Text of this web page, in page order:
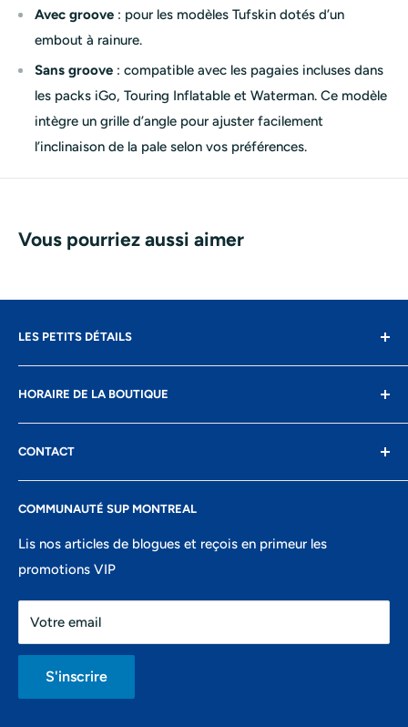
Avec groove : pour les modèles Tufskin dotés d’un
embout à rainure.
Sans groove : compatible avec les pagaies incluses dans
les packs iGo, Touring Inflatable et Waterman. Ce modèle
intègre un grille d’angle pour ajuster facilement
l’inclinaison de la pale selon vos préférences.
Vous pourriez aussi aimer
LES PETITS DÉTAILS
Contact
Livraison
Retours
Conditions d'utilisation
Confidentialité
Recherche
Portail ambassadeurs
HORAIRE DE LA BOUTIQUE
Lundi: fermé
Mercredi: 10h-17h
Jeudi: 10h-18h
Vendredi: 10h-18h
Samedi: 10h-16h
Dimanche: fermé
CONTACT
8400 Boul St-Laurent, suite 206,
COMMUNAUTÉ SUP MONTREAL
Lis nos articles de blogues et reçois en primeur les
promotions VIP
Votre email
S'inscrire